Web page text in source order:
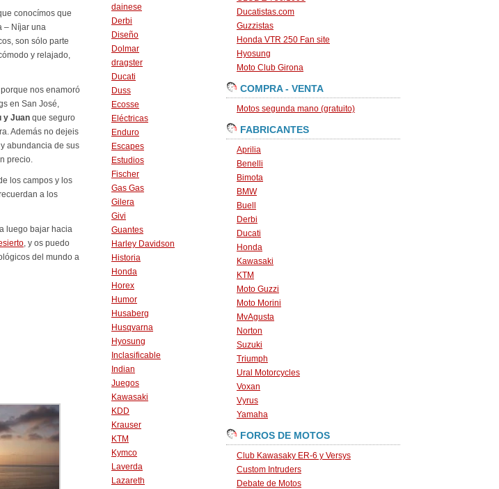
conocímos que
– Níjar una
son sólo parte
y relajado,
nos enamoró
en San José,
y Juan que seguro
Además no dejeis
abundancia de sus
precio.
los campos y los
a los
luego bajar hacia
, y os puedo
del mundo a
dainese
Derbi
Diseño
Dolmar
dragster
Ducati
Duss
Ecosse
Eléctricas
Enduro
Escapes
Estudios
Fischer
Gas Gas
Gilera
Givi
Guantes
Harley Davidson
Historia
Honda
Horex
Humor
Husaberg
Husqvarna
Hyosung
Inclasificable
Indian
Juegos
Kawasaki
KDD
Krauser
KTM
Kymco
Laverda
Lazareth
Ducatistas.com
Guzzistas
Honda VTR 250 Fan site
Hyosung
Moto Club Girona
COMPRA - VENTA
Motos segunda mano (gratuito)
FABRICANTES
Aprilia
Benelli
Bimota
BMW
Buell
Derbi
Ducati
Honda
Kawasaki
KTM
Moto Guzzi
Moto Morini
MvAgusta
Norton
Suzuki
Triumph
Ural Motorcycles
Voxan
Vyrus
Yamaha
FOROS DE MOTOS
Club Kawasaky ER-6 y Versys
Custom Intruders
Debate de Motos